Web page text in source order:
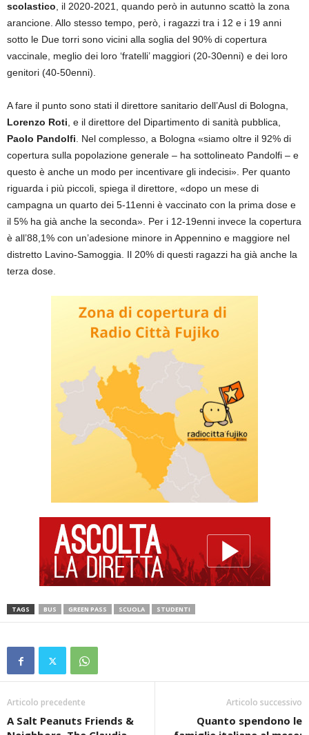
scolastico, il 2020-2021, quando però in autunno scattò la zona
arancione. Allo stesso tempo, però, i ragazzi tra i 12 e i 19 anni
sotto le Due torri sono vicini alla soglia del 90% di copertura
vaccinale, meglio dei loro ‘fratelli’ maggiori (20-30enni) e dei loro
genitori (40-50enni).
A fare il punto sono stati il direttore sanitario dell’Ausl di Bologna,
Lorenzo Roti, e il direttore del Dipartimento di sanità pubblica,
Paolo Pandolfi. Nel complesso, a Bologna «siamo oltre il 92% di
copertura sulla popolazione generale – ha sottolineato Pandolfi – e
questo è anche un modo per incentivare gli indecisi». Per quanto
riguarda i più piccoli, spiega il direttore, «dopo un mese di
campagna un quarto dei 5-11enni è vaccinato con la prima dose e
il 5% ha già anche la seconda». Per i 12-19enni invece la copertura
è all’88,1% con un’adesione minore in Appennino e maggiore nel
distretto Lavino-Samoggia. Il 20% di questi ragazzi ha già anche la
terza dose.
TAGS BUS GREEN PASS SCUOLA STUDENTI
Articolo precedente
A Salt Peanuts Friends &
Articolo successivo
Quanto spendono le